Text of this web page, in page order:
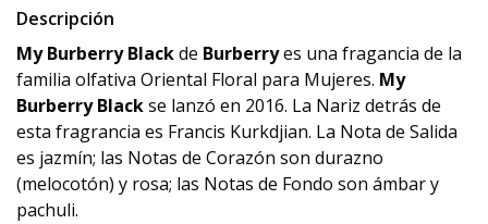
Descripción
My Burberry Blackde Burberryes una fragancia de la
familia olfativa Oriental Floral para Mujeres. My
Burberry Blackse lanzó en 2016. La Nariz detrás de
esta fragrancia es Francis Kurkdjian. La Nota de Salida
es jazmín; las Notas de Corazón son durazno
(melocotón) y rosa; las Notas de Fondo son ámbar y
pachuli.